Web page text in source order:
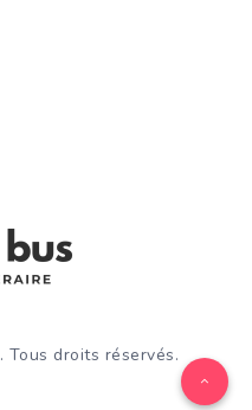
. Tous droits réservés.